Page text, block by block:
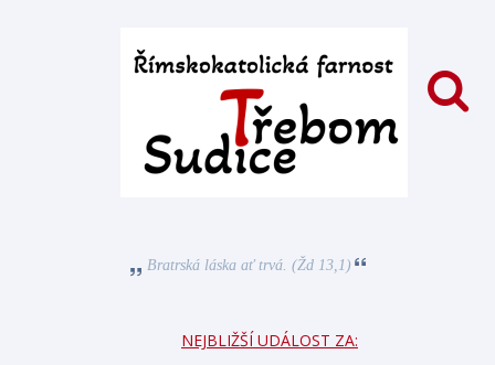
Bratrská láska ať trvá. (Žd 13,1)
NEJBLIŽŠÍ UDÁLOST ZA: